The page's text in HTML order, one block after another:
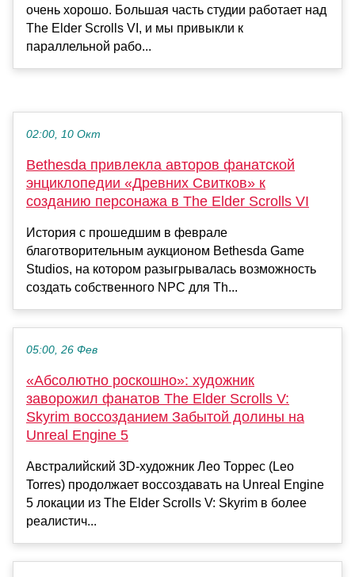
очень хорошо. Большая часть студии работает над
The Elder Scrolls VI, и мы привыкли к
параллельной рабо...
02:00, 10 Окт
Bethesda привлекла авторов фанатской
энциклопедии «Древних Свитков» к
созданию персонажа в The Elder Scrolls VI
История с прошедшим в феврале
благотворительным аукционом Bethesda Game
Studios, на котором разыгрывалась возможность
создать собственного NPC для Th...
05:00, 26 Фев
«Абсолютно роскошно»: художник
заворожил фанатов The Elder Scrolls V:
Skyrim воссозданием Забытой долины на
Unreal Engine 5
Австралийский 3D-художник Лео Торрес (Leo
Torres) продолжает воссоздавать на Unreal Engine
5 локации из The Elder Scrolls V: Skyrim в более
реалистич...